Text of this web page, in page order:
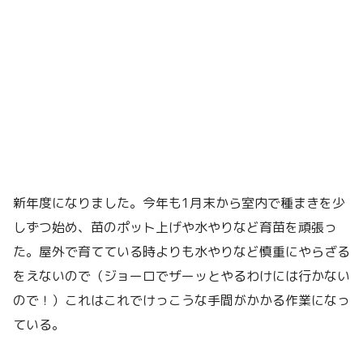
新年度になりました。今年も1月末から室内で種まきを少
しずつ始め、苗のポット上げや水やりなど育苗を頑張っ
た。屋外で育てている時よりも水やりなど慎重にやらざる
をえないので（ジョーロでザーッとやるわけには行かない
ので！）これはこれでけっこうな手間がかかる作業になっ
ている。